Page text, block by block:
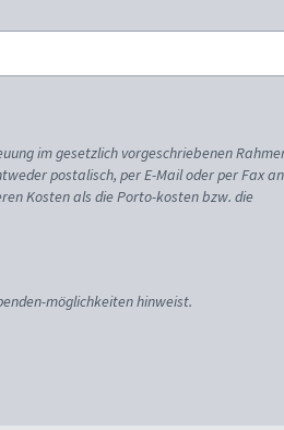
im gesetzlich vorgeschriebenen
postalisch, per E-Mail oder per Fax
Kosten als die Porto-kosten bzw. die
möglichkeiten hinweist.